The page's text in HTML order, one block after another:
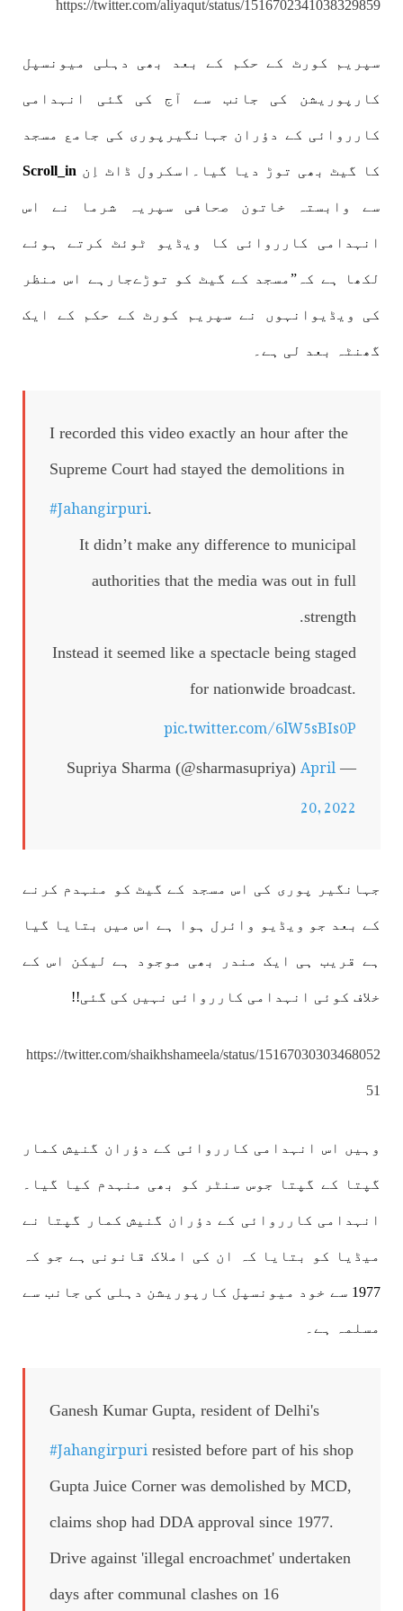
https://twitter.com/aliyaqut/status/1516702341038329859
سپریم کورٹ کے حکم کے بعد بھی دہلی میونسپل
کارپوریشن کی جانب سے آج کی گئی انہدامی
کارروائی کے دؤران جہانگیرپوری کی جامع مسجد
کا گیٹ بھی توڑ دیا گیا۔اسکرول ڈاٹ اِن Scroll_in
سے وابستہ خاتون صحافی سپریہ شرما نے اس
انہدامی کارروائی کا ویڈیو ٹوئٹ کرتے ہوئے
لکھا ہے کہ”مسجد کے گیٹ کو توڑےجارہے اس منظر
کی ویڈیوانہوں نے سپریم کورٹ کے حکم کے ایک
گھنٹہ بعد لی ہے۔
I recorded this video exactly an hour after the
Supreme Court had stayed the demolitions in
#Jahangirpuri.
It didn’t make any difference to municipal
authorities that the media was out in full
strength.
Instead it seemed like a spectacle being staged
for nationwide broadcast.
pic.twitter.com/6lW5sBIs0P
— Supriya Sharma (@sharmasupriya)
April
20, 2022
جہانگیر پوری کی اس مسجد کے گیٹ کو منہدم کرنے
کے بعد جو ویڈیو وائرل ہوا ہے اس میں بتایا گیا
ہے قریب ہی ایک مندر بھی موجود ہے لیکن اس کے
خلاف کوئی انہدامی کارروائی نہیں کی گئی!!
https://twitter.com/shaikhshameela/status/15167030303468052
51
وہیں اس انہدامی کارروائی کے دؤران گنیش کمار
گپتا کے گپتا جوس سنٹر کو بھی منہدم کیا گیا۔
انہدامی کارروائی کے دؤران گنیش کمار گپتا نے
میڈیا کو بتایا کہ ان کی املاک قانونی ہے جو کہ
1977 سے خود میونسپل کارپوریشن دہلی کی جانب سے
مسلمہ ہے۔
Ganesh Kumar Gupta, resident of Delhi's
#Jahangirpuri resisted before part of his shop
Gupta Juice Corner was demolished by MCD,
claims shop had DDA approval since 1977.
Drive against 'illegal encroachmet' undertaken
days after communal clashes on 16